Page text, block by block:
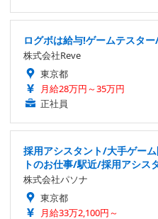
ログボは給与!ゲームテスタ
株式会社Reve
東京都
月給28万円～35万円
正社員
採用アシスタント/大手ゲー
トのお仕事/駅近/採用アシス
株式会社パソナ
東京都
月給33万2,100円～